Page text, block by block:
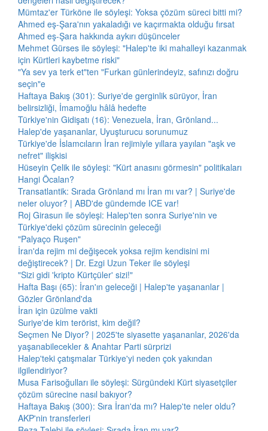
Mümtaz'er Türköne ile söyleşi: Yoksa çözüm süreci bitti mi?
Ahmed eş-Şara'nın yakaladığı ve kaçırmakta olduğu fırsat
Ahmed eş-Şara hakkında aykırı düşünceler
Mehmet Gürses ile söyleşi: "Halep'te iki mahalleyi kazanmak
için Kürtleri kaybetme riski"
"Ya sev ya terk et"ten "Furkan günlerindeyiz, safınızı doğru
seçin"e
Haftaya Bakış (301): Suriye'de gerginlik sürüyor, İran
belirsizliği, İmamoğlu hâlâ hedefte
Türkiye'nin Gidişatı (16): Venezuela, İran, Grönland...
Halep'de yaşananlar, Uyuşturucu sorunumuz
Türkiye'de İslamcıların İran rejimiyle yıllara yayılan "aşk ve
nefret" ilişkisi
Hüseyin Çelik ile söyleşi: "Kürt anasını görmesin" politikaları
Hangi Öcalan?
Transatlantik: Sırada Grönland mı İran mı var? | Suriye'de
neler oluyor? | ABD'de gündemde ICE var!
Roj Girasun ile söyleşi: Halep'ten sonra Suriye'nin ve
Türkiye'deki çözüm sürecinin geleceği
"Palyaço Ruşen"
İran'da rejim mi değişecek yoksa rejim kendisini mi
değiştirecek? | Dr. Ezgi Uzun Teker ile söyleşi
"Sizi gidi 'kripto Kürtçüler' sizi!"
Hafta Başı (65): İran'ın geleceği | Halep'te yaşananlar |
Gözler Grönland'da
İran için üzülme vakti
Suriye'de kim terörist, kim değil?
Seçmen Ne Diyor? | 2025'te siyasette yaşananlar, 2026'da
yaşanabilecekler & Anahtar Parti sürprizi
Halep'teki çatışmalar Türkiye'yi neden çok yakından
ilgilendiriyor?
Musa Farisoğulları ile söyleşi: Sürgündeki Kürt siyasetçiler
çözüm sürecine nasıl bakıyor?
Haftaya Bakış (300): Sıra İran'da mı? Halep'te neler oldu?
AKP'nin transferleri